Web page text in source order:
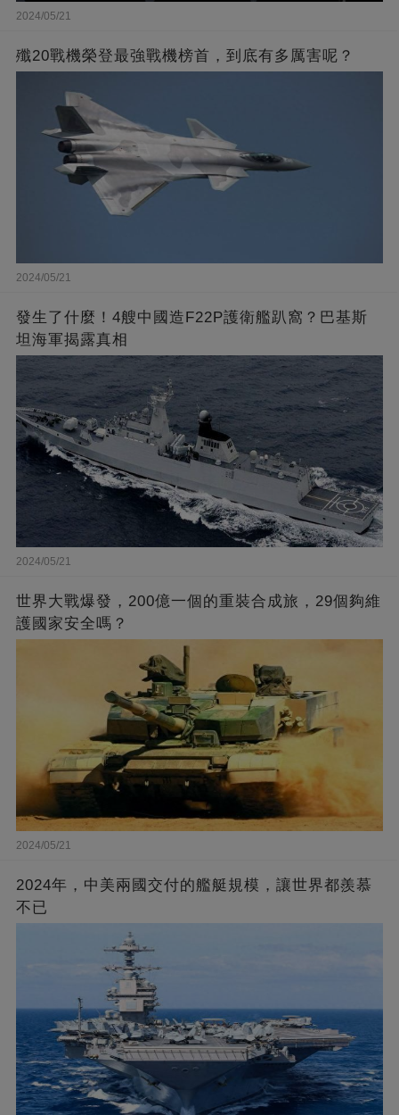
2024/05/21
殲20戰機榮登最強戰機榜首，到底有多厲害呢？
2024/05/21
發生了什麼！4艘中國造F22P護衛艦趴窩？巴基斯
坦海軍揭露真相
2024/05/21
世界大戰爆發，200億一個的重裝合成旅，29個夠維
護國家安全嗎？
2024/05/21
2024年，中美兩國交付的艦艇規模，讓世界都羨慕
不已